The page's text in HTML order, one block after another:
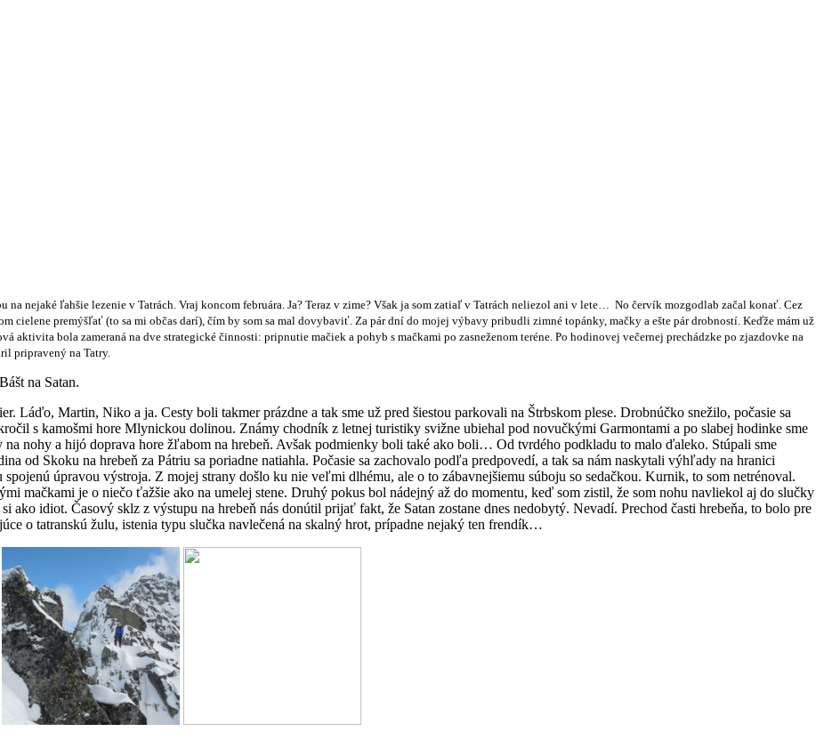
nejaké ľahšie lezenie v Tatrách. Vraj koncom februára. Ja? Teraz v zime? Však ja som zatiaľ v Tatrách neliezol ani v lete… No červík mozgodlab začal konať. Cez
cielene premýšľať (to sa mi občas darí), čím by som sa mal dovybaviť. Za pár dní do mojej výbavy pribudli zimné topánky, mačky a ešte pár drobností. Keďže mám už
aktivita bola zameraná na dve strategické činnosti: pripnutie mačiek a pohyb s mačkami po zasneženom teréne. Po hodinovej večernej prechádzke po zjazdovke na
pripravený na Tatry.
na Satan.
Láďo, Martin, Niko a ja. Cesty boli takmer prázdne a tak sme už pred šiestou parkovali na Štrbskom plese. Drobnúčko snežilo, počasie sa
s kamošmi hore Mlynickou dolinou. Známy chodník z letnej turistiky svižne ubiehal pod novučkými Garmontami a po slabej hodinke sme
nohy a hijó doprava hore žľabom na hrebeň. Avšak podmienky boli také ako boli… Od tvrdého podkladu to malo ďaleko. Stúpali sme
od Skoku na hrebeň za Pátriu sa poriadne natiahla. Počasie sa zachovalo podľa predpovedí, a tak sa nám naskytali výhľady na hranici
úpravou výstroja. Z mojej strany došlo ku nie veľmi dlhému, ale o to zábavnejšiemu súboju so sedačkou. Kurnik, to som netrénoval.
mačkami je o niečo ťažšie ako na umelej stene. Druhý pokus bol nádejný až do momentu, keď som zistil, že som nohu navliekol aj do slučky
ako idiot. Časový sklz z výstupu na hrebeň nás donútil prijať fakt, že Satan zostane dnes nedobytý. Nevadí. Prechod časti hrebeňa, to bolo pre
o tatranskú žulu, istenia typu slučka navlečená na skalný hrot, prípadne nejaký ten frendík…